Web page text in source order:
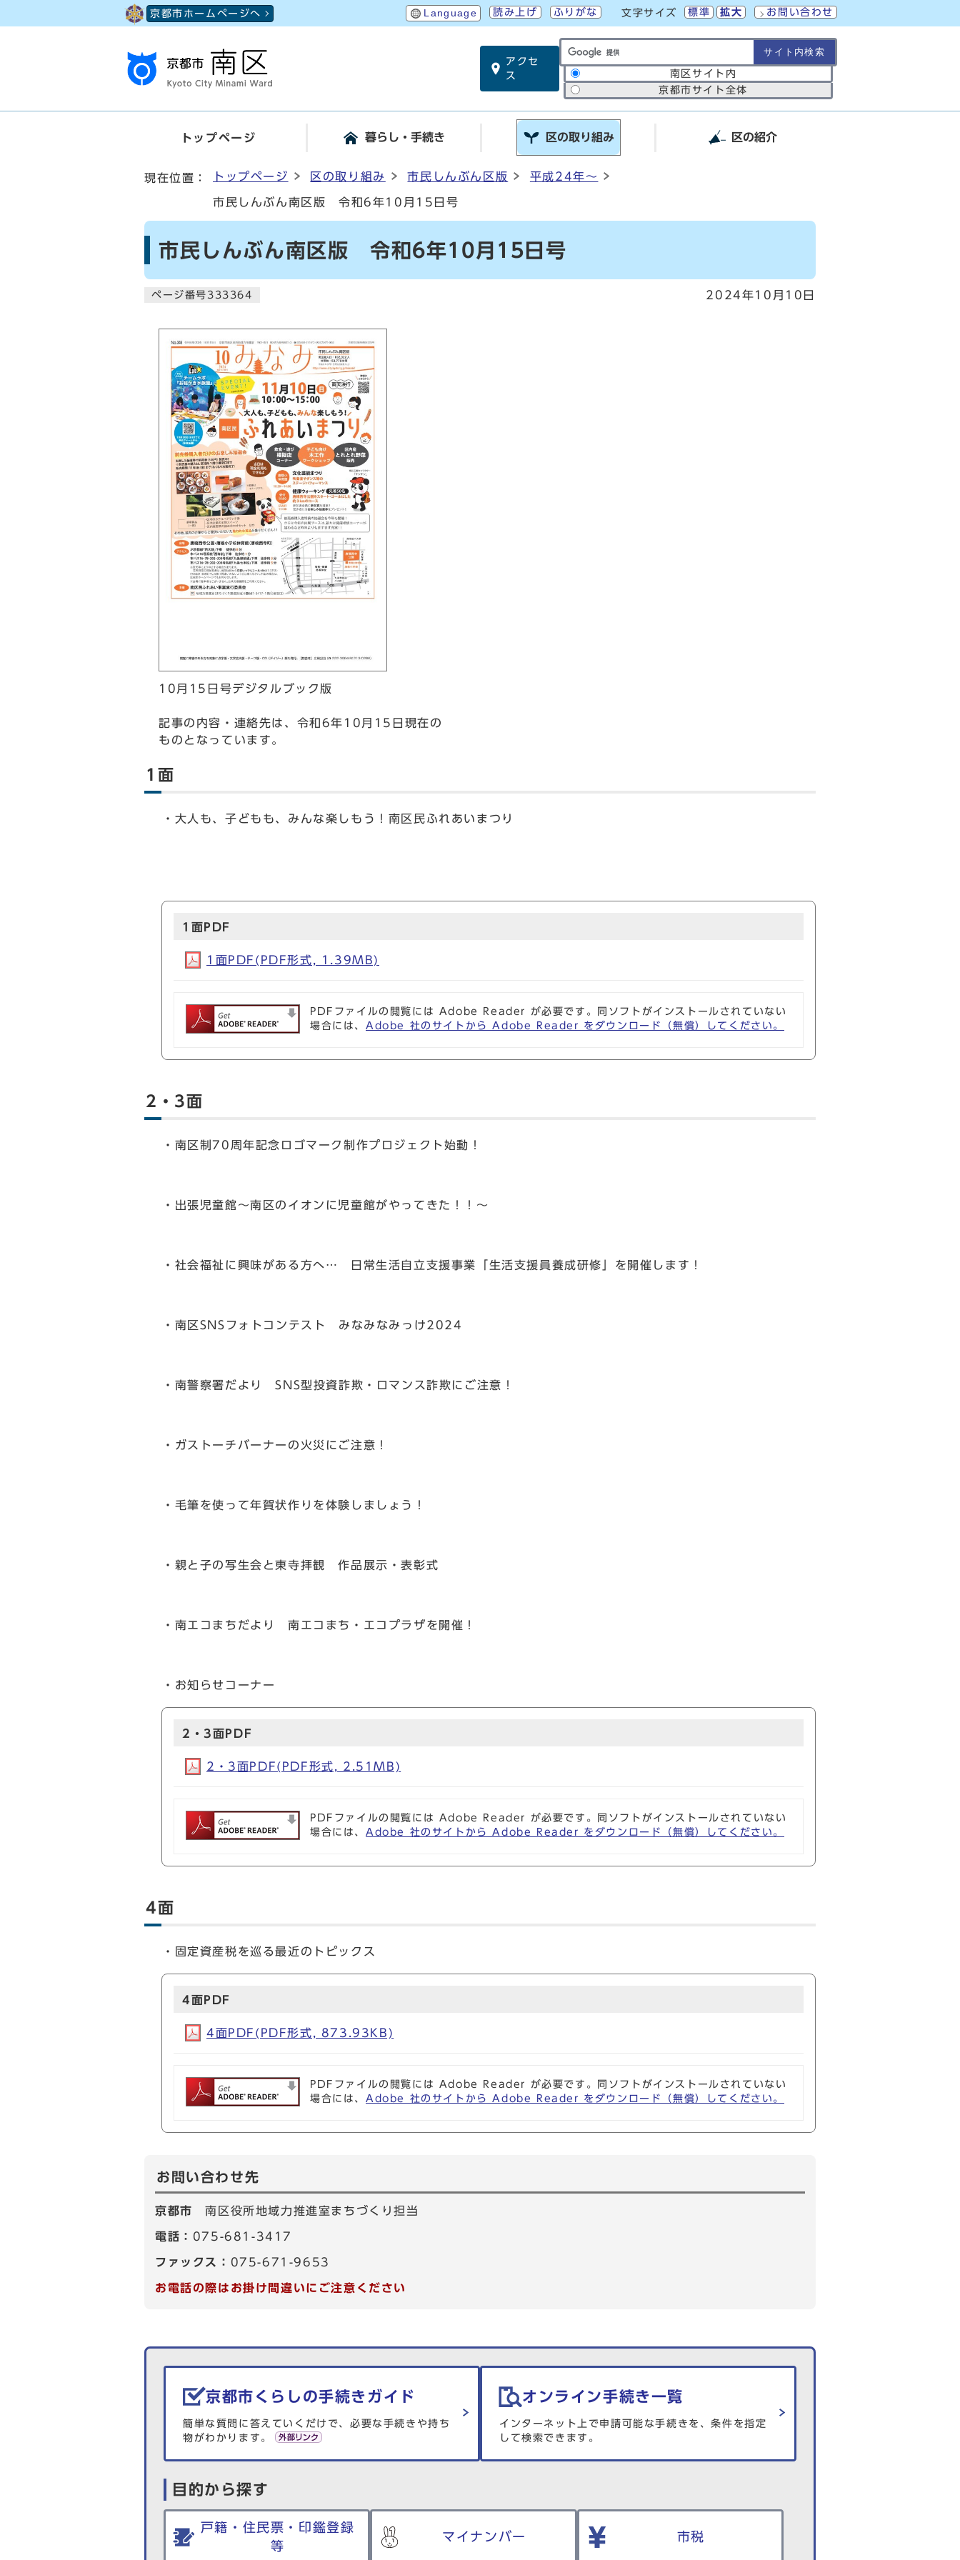
京都市ホームページへ Language 読み上げ ふりがな 文字サイズ 標準 拡大 お問い合わせ
アクセ
ス
サイト内検索の範囲
南区サイト内
京都市サイト全体
トップページ 暮らし・手続き 区の取り組み 区の紹介
現在位置： トップページ 区の取り組み 市民しんぶん区版 平成24年～
市民しんぶん南区版 令和6年10月15日号
市民しんぶん南区版 令和6年10月15日号
ページ番号333364 2024年10月10日
10月15日号デジタルブック版
記事の内容・連絡先は、令和6年10月15日現在の
ものとなっています。
1面
・大人も、子どもも、みんな楽しもう！南区民ふれあいまつり
1面PDF
1面PDF(PDF形式, 1.39MB)
PDFファイルの閲覧には Adobe Reader が必要です。同ソフトがインストールされていない
場合には、 Adobe 社のサイトから Adobe Reader をダウンロード（無償）してください。
2・3面
・南区制70周年記念ロゴマーク制作プロジェクト始動！
・出張児童館～南区のイオンに児童館がやってきた！！～
・社会福祉に興味がある方へ… 日常生活自立支援事業「生活支援員養成研修」を開催します！
・南区SNSフォトコンテスト みなみなみっけ2024
・南警察署だより SNS型投資詐欺・ロマンス詐欺にご注意！
・ガストーチバーナーの火災にご注意！
・毛筆を使って年賀状作りを体験しましょう！
・親と子の写生会と東寺拝観 作品展示・表彰式
・南エコまちだより 南エコまち・エコプラザを開催！
・お知らせコーナー
2・3面PDF
2・3面PDF(PDF形式, 2.51MB)
PDFファイルの閲覧には Adobe Reader が必要です。同ソフトがインストールされていない
場合には、 Adobe 社のサイトから Adobe Reader をダウンロード（無償）してください。
4面
・固定資産税を巡る最近のトピックス
4面PDF
4面PDF(PDF形式, 873.93KB)
PDFファイルの閲覧には Adobe Reader が必要です。同ソフトがインストールされていない
場合には、 Adobe 社のサイトから Adobe Reader をダウンロード（無償）してください。
お問い合わせ先
京都市南区役所地域力推進室まちづくり担当
電話： 075-681-3417
ファックス： 075-671-9653
お電話の際はお掛け間違いにご注意ください
生活情報を探す
京都市くらしの手続きガイド
簡単な質問に答えていくだけで、必要な手続きや持ち
物がわかります。
オンライン手続き一覧
インターネット上で申請可能な手続きを、条件を指定
して検索できます。
目的から探す
戸籍・住民票・印鑑登録
等
マイナンバー 市税